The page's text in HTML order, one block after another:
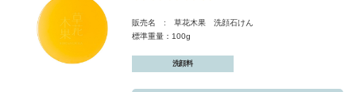
販売名 : 草花木果 洗顔石けん
標準重量：100g
洗顔料